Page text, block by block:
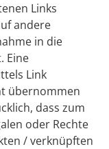
Links
andere
in die
Eine
Link
übernommen
dass zum
oder Rechte
/ verknüpften